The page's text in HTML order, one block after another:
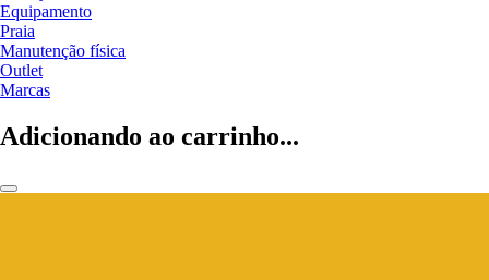
Equipamento
Praia
Manutenção física
Outlet
Marcas
Adicionando ao carrinho...